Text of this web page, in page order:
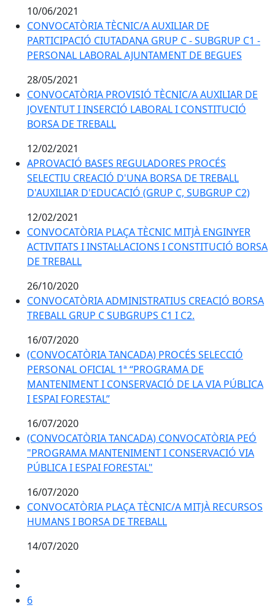
10/06/2021
CONVOCATÒRIA TÈCNIC/A AUXILIAR DE
PARTICIPACIÓ CIUTADANA GRUP C - SUBGRUP C1 -
PERSONAL LABORAL AJUNTAMENT DE BEGUES
28/05/2021
CONVOCATÒRIA PROVISIÓ TÈCNIC/A AUXILIAR DE
JOVENTUT I INSERCIÓ LABORAL I CONSTITUCIÓ
BORSA DE TREBALL
12/02/2021
APROVACIÓ BASES REGULADORES PROCÉS
SELECTIU CREACIÓ D'UNA BORSA DE TREBALL
D'AUXILIAR D'EDUCACIÓ (GRUP C, SUBGRUP C2)
12/02/2021
CONVOCATÒRIA PLAÇA TÈCNIC MITJÀ ENGINYER
ACTIVITATS I INSTAL·LACIONS I CONSTITUCIÓ BORSA
DE TREBALL
26/10/2020
CONVOCATÒRIA ADMINISTRATIUS CREACIÓ BORSA
TREBALL GRUP C SUBGRUPS C1 I C2.
16/07/2020
(CONVOCATÒRIA TANCADA) PROCÉS SELECCIÓ
PERSONAL OFICIAL 1ª “PROGRAMA DE
MANTENIMENT I CONSERVACIÓ DE LA VIA PÚBLICA
I ESPAI FORESTAL”
16/07/2020
(CONVOCATÒRIA TANCADA) CONVOCATÒRIA PEÓ
"PROGRAMA MANTENIMENT I CONSERVACIÓ VIA
PÚBLICA I ESPAI FORESTAL"
16/07/2020
CONVOCATÒRIA PLAÇA TÈCNIC/A MITJÀ RECURSOS
HUMANS I BORSA DE TREBALL
14/07/2020
6